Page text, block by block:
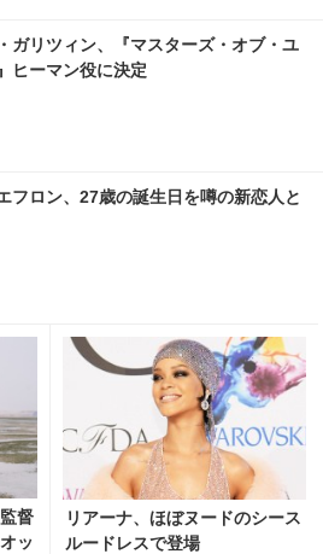
ガリツィン、『マスターズ・オブ・ユ
ヒーマン役に決定
フロン、27歳の誕生日を噂の新恋人と
督
ッ
リアーナ、ほぼヌードのシース
ルードレスで登場